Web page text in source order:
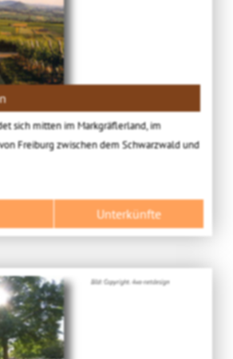
sich mitten im Markgräflerland, im
Freiburg zwischen dem Schwarzwald und
Unterkünfte
Bild: Copyright. 4ws-netdesign